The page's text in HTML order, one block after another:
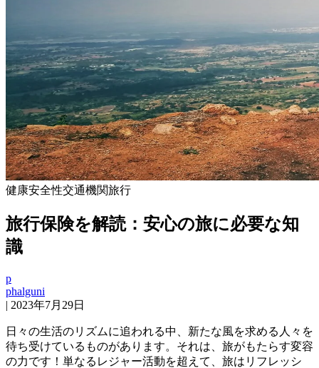
健康安全性交通機関旅行
旅行保険を解読：安心の旅に必要な知
識
p
phalguni
| 2023年7月29日
日々の生活のリズムに追われる中、新たな風を求める人々を
待ち受けているものがあります。それは、旅がもたらす変容
の力です！単なるレジャー活動を超えて、旅はリフレッシ